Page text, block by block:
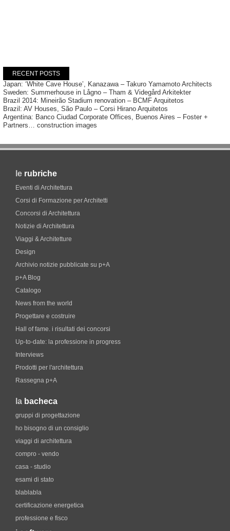
RECENT POSTS
Japan: ‘White Cave House’, Kanazawa – Takuro Yamamoto Architects
Sweden: Summerhouse in Lågno – Tham & Videgård Arkitekter
Brazil 2014: Mineirão Stadium renovation – BCMF Arquitetos
Brazil: AV Houses, São Paulo – Corsi Hirano Arquitetos
Argentina: Banco Ciudad Corporate Offices, Buenos Aires – Foster +
Partners… construction images
le rubriche
Eventi di Architettura
Corsi di Formazione per Architetti
Concorsi di Architettura
Notizie di Architettura
Viaggi & Architetture
Design
Archivio notizie pubblicate su p+A
p+A Blog
Catalogo
News from the world
Progettare e costruire
Hall of fame. i risultati dei concorsi
Up-to-date: la professione in progress
Interviews
Prodotti per l'architettura
Rassegna p+A
la bacheca
gruppi di progettazione
ho bisogno di un consiglio
viaggi di architettura
compro - vendo
casa - studio
esami di stato
blablabla
certificazione energetica
professione e fisco